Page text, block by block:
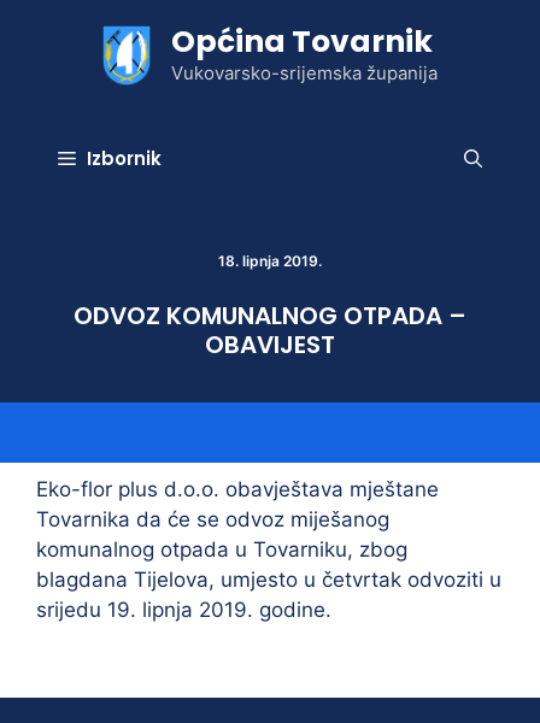
Općina Tovarnik
Vukovarsko-srijemska županija
Izbornik
18. lipnja 2019.
ODVOZ KOMUNALNOG OTPADA –
OBAVIJEST
Eko-flor plus d.o.o. obavještava mještane
Tovarnika da će se odvoz miješanog
komunalnog otpada u Tovarniku, zbog
blagdana Tijelova, umjesto u četvrtak odvoziti u
srijedu 19. lipnja 2019. godine.